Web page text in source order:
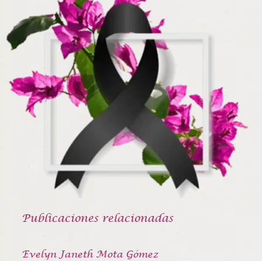
Publicaciones relacionadas
Evelyn Janeth Mota Gómez